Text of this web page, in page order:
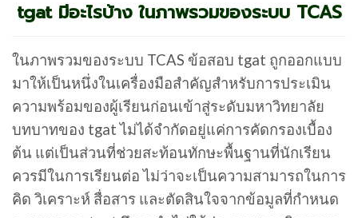
tgat มีอะไรบ้าง ในภาพรวมของระบบ TCAS
ในภาพรวมของระบบ TCAS ข้อสอบ tgat ถูกออกแบบ
มาให้เป็นหนึ่งในเครื่องมือสำคัญสำหรับการประเมิน
ความพร้อมของผู้เรียนก่อนเข้าสู่ระดับมหาวิทยาลัย
บทบาทของ tgat ไม่ได้จำกัดอยู่แค่การคัดกรองเบื้อง
ต้น แต่เป็นส่วนที่ช่วยสะท้อนทักษะพื้นฐานที่นักเรียน
ควรมีในการเรียนต่อ ไม่ว่าจะเป็นความสามารถในการ
คิด วิเคราะห์ สื่อสาร และตัดสินใจจากข้อมูลที่กำหนด